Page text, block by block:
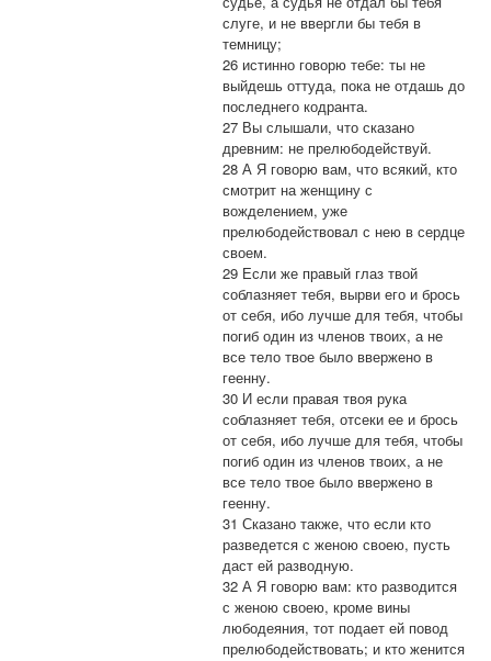
слуге, и не ввергли бы тебя в
темницу;
26 истинно говорю тебе: ты не
выйдешь оттуда, пока не отдашь до
последнего кодранта.
27 Вы слышали, что сказано
древним: не прелюбодействуй.
28 А Я говорю вам, что всякий, кто
смотрит на женщину с
вожделением, уже
прелюбодействовал с нею в сердце
своем.
29 Если же правый глаз твой
соблазняет тебя, вырви его и брось
от себя, ибо лучше для тебя, чтобы
погиб один из членов твоих, а не
все тело твое было ввержено в
геенну.
30 И если правая твоя рука
соблазняет тебя, отсеки ее и брось
от себя, ибо лучше для тебя, чтобы
погиб один из членов твоих, а не
все тело твое было ввержено в
геенну.
31 Сказано также, что если кто
разведется с женою своею, пусть
даст ей разводную.
32 А Я говорю вам: кто разводится
с женою своею, кроме вины
любодеяния, тот подает ей повод
прелюбодействовать; и кто женится